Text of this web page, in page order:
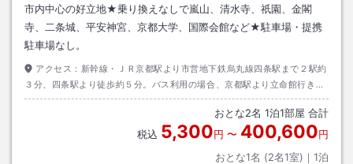
市内中心の好立地★乗り換えなしで嵐山、清水寺、祇園、金閣
寺、二条城、平安神宮、京都大学、国際会館など★駐車場・提携
駐車場なし。
アクセス： 新幹線・ＪＲ京都駅より市営地下鉄烏丸線四条駅まで２駅約
３分、四条駅より徒歩約５分。バス利用の場合、京都駅より立命館行き、
バスナンバー５０にて四条西洞院迄約１０分、下車後徒歩約２分。
おとな2名 1泊1部屋 合計
税込 5,300円 〜 400,600円
おとな1名 (2名1室)｜ 1泊